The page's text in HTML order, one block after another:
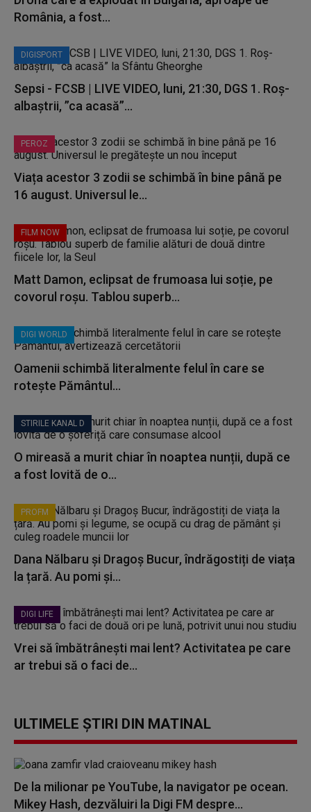
România, a fost...
DIGISPORT
Sepsi - FCSB | LIVE VIDEO, luni, 21:30, DGS 1. Roș-
albaștrii, ”ca acasă”...
PEROZ
Viața acestor 3 zodii se schimbă în bine până pe
16 august. Universul le...
FILM NOW
Matt Damon, eclipsat de frumoasa lui soție, pe
covorul roșu. Tablou superb...
DIGI WORLD
Oamenii schimbă literalmente felul în care se
rotește Pământul...
STIRILE KANAL D
O mireasă a murit chiar în noaptea nunții, după ce
a fost lovită de o...
PROFM
Dana Nălbaru și Dragoș Bucur, îndrăgostiți de viața
la țară. Au pomi și...
DIGI LIFE
Vrei să îmbătrânești mai lent? Activitatea pe care
ar trebui să o faci de...
ULTIMELE ȘTIRI DIN MATINAL
De la milionar pe YouTube, la navigator pe ocean.
Mikey Hash, dezvăluiri la Digi FM despre...